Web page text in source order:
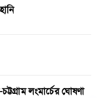
লংমার্চের ঘোষণা